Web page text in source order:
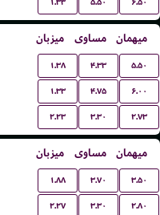
میزبان مساوی میهمان
۱.۳۸ ۴.۳۳ ۵.۵۰
۱.۳۳ ۴.۷۵ ۶.۰۰
۲.۲۳ ۳.۳۰ ۲.۷۳
میزبان مساوی میهمان
۱.۸۸ ۳.۷۰ ۳.۵۰
۲.۲۷ ۳.۳۰ ۲.۸۰